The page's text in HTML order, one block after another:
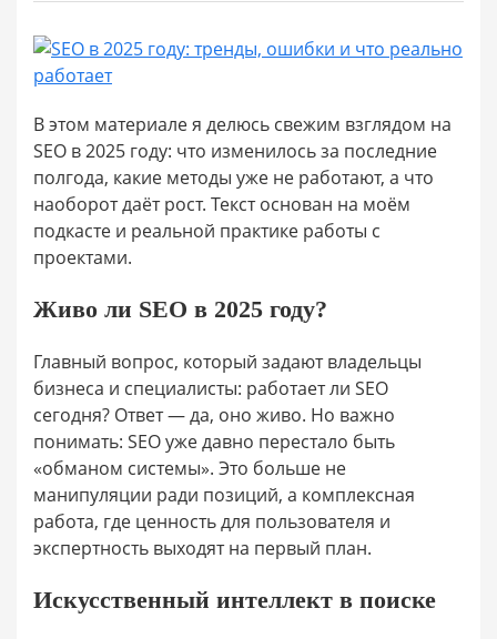
В этом материале я делюсь свежим взглядом на
SEO в 2025 году: что изменилось за последние
полгода, какие методы уже не работают, а что
наоборот даёт рост. Текст основан на моём
подкасте и реальной практике работы с
проектами.
Живо ли SEO в 2025 году?
Главный вопрос, который задают владельцы
бизнеса и специалисты: работает ли SEO
сегодня? Ответ — да, оно живо. Но важно
понимать: SEO уже давно перестало быть
«обманом системы». Это больше не
манипуляции ради позиций, а комплексная
работа, где ценность для пользователя и
экспертность выходят на первый план.
Искусственный интеллект в поиске